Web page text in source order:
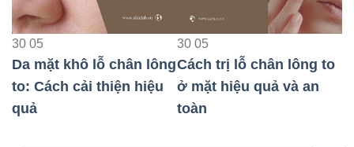
30 05
Da mặt khô lỗ chân lông
to: Cách cải thiện hiệu
quả
30 05
Cách trị lỗ chân lông to
ở mặt hiệu quả và an
toàn